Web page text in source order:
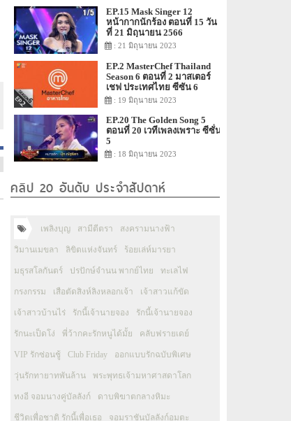
EP.15 Mask Singer 12
หน้ากากนักร้อง ตอนที่ 15 วัน
ที่ 21 มิถุนายน 2566
: 21 มิถุนายน 2023
EP.2 MasterChef Thailand
Season 6 ตอนที่ 2 มาสเตอร์
เชฟ ประเทศไทย ซีซัน 6
: 19 มิถุนายน 2023
EP.20 The Golden Song 5
ตอนที่ 20 เวทีเพลงเพราะ ซีซั่น
5
: 18 มิถุนายน 2023
คลิป 20 อันดับ ประจำสัปดาห์
เพลิงบุญ สามีตีตรา สงครามนางฟ้า
วิมานเมขลา ลิขิตแห่งจันทร์ ร้อยเล่ห์มารยา
มธุรสโลกันตร์ ปรปักษ์จำนน พากย์ไทย ทะเลไฟ
กรงกรรม เสือตัดสิงห์ลิงหลอกเจ้า เจ้าสาวแก้ขัด
เจ้าสาวบ้านไร่ รักนี้เจ้านายจอง รักนี้เจ้านายจอง
รักนะเป็ดโง่ พี่ว้ากคะรักหนูได้มั้ย คลับฟรายเดย์
VIP รักซ่อนชู้ Club Friday ออกแบบรักฉบับพิเศษ
วุ่นรักทายาทพันล้าน พระพุทธเจ้ามหาศาสดาโลก
ทงอี จอมนางคู่บัลลังก์ ดาบพิฆาตกลางหิมะ
ชีวิตเพื่อชาติ รักนี้เพื่อเธอ จอมราชันบัลลังก์อมตะ